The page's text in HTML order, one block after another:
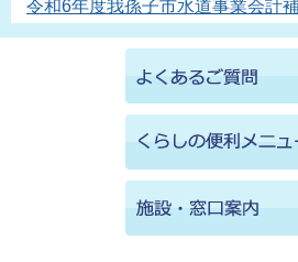
令和6年度我孫子市水道事業会計